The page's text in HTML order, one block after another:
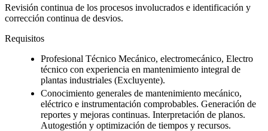
Revisión continua de los procesos involucrados e identificación y
corrección continua de desvios.
Requisitos
Profesional Técnico Mecánico, electromecánico, Electro
técnico con experiencia en mantenimiento integral de
plantas industriales (Excluyente).
Conocimiento generales de mantenimiento mecánico,
eléctrico e instrumentación comprobables. Generación de
reportes y mejoras continuas. Interpretación de planos.
Autogestión y optimización de tiempos y recursos.